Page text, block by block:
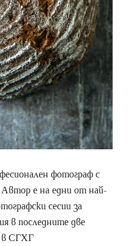
фотограф с
Автор е на едни от най-
сесии за
в последните две
в СГХГ